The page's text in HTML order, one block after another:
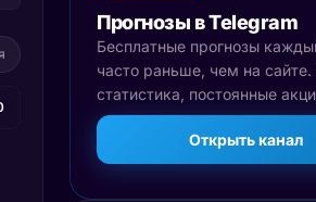
Прогнозы в Telegram
Бесплатные прогнозы
часто раньше, чем на сайте.
статистика, постоянные
Открыть канал